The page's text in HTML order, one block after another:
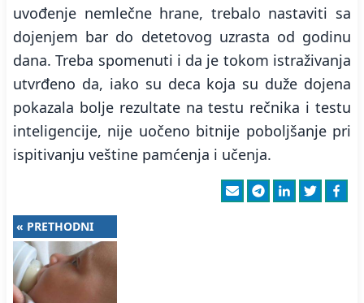
uvođenje nemlečne hrane, trebalo nastaviti sa
dojenjem bar do detetovog uzrasta od godinu
dana. Treba spomenuti i da je tokom istraživanja
utvrđeno da, iako su deca koja su duže dojena
pokazala bolje rezultate na testu rečnika i testu
inteligencije, nije uočeno bitnije poboljšanje pri
ispitivanju veštine pamćenja i učenja.
« PRETHODNI